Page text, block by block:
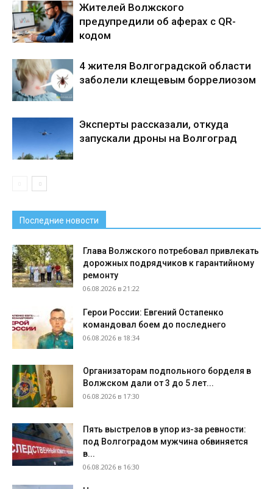
Жителей Волжского
предупредили об аферах с QR-
кодом
4 жителя Волгоградской области
заболели клещевым боррелиозом
Эксперты рассказали, откуда
запускали дроны на Волгоград
Последние новости
Глава Волжского потребовал привлекать
дорожных подрядчиков к гарантийному
ремонту
06.08.2026 в 21:22
Герои России: Евгений Остапенко
командовал боем до последнего
06.08.2026 в 18:34
Организаторам подпольного борделя в
Волжском дали от 3 до 5 лет...
06.08.2026 в 17:30
Пять выстрелов в упор из-за ревности:
под Волгоградом мужчина обвиняется
в...
06.08.2026 в 16:30